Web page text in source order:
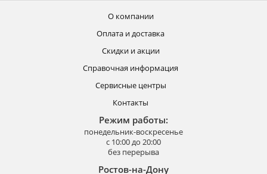
О компании
Оплата и доставка
Скидки и акции
Справочная информация
Сервисные центры
Контакты
Режим работы:
понедельник-воскресенье
с 10:00 до 20:00
без перерыва
Ростов-на-Дону